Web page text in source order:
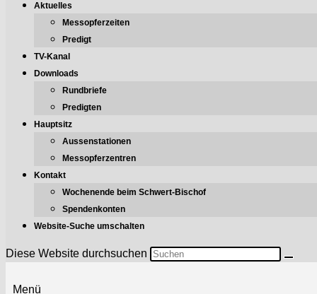
Aktuelles
Messopferzeiten
Predigt
TV-Kanal
Downloads
Rundbriefe
Predigten
Hauptsitz
Aussenstationen
Messopferzentren
Kontakt
Wochenende beim Schwert-Bischof
Spendenkonten
Website-Suche umschalten
Diese Website durchsuchen
Menü